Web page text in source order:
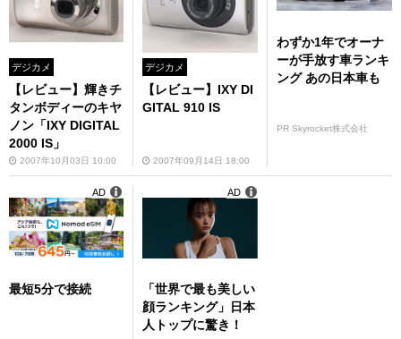
デジカメ
【レビュー】輝きチ
タンボディーのキヤ
ノン「IXY DIGITAL
2000 IS」
2007年10月03日 10:00
デジカメ
【レビュー】IXY DI
GITAL 910 IS
2007年09月14日 18:00
わずか1年でオーナ
ーが手放す車ランキ
ング あの日本車も
PR Skyrocket株式会社
最短5分で接続
AD
「世界で最も美しい
顔ランキング」日本
人トップに驚き！
AD